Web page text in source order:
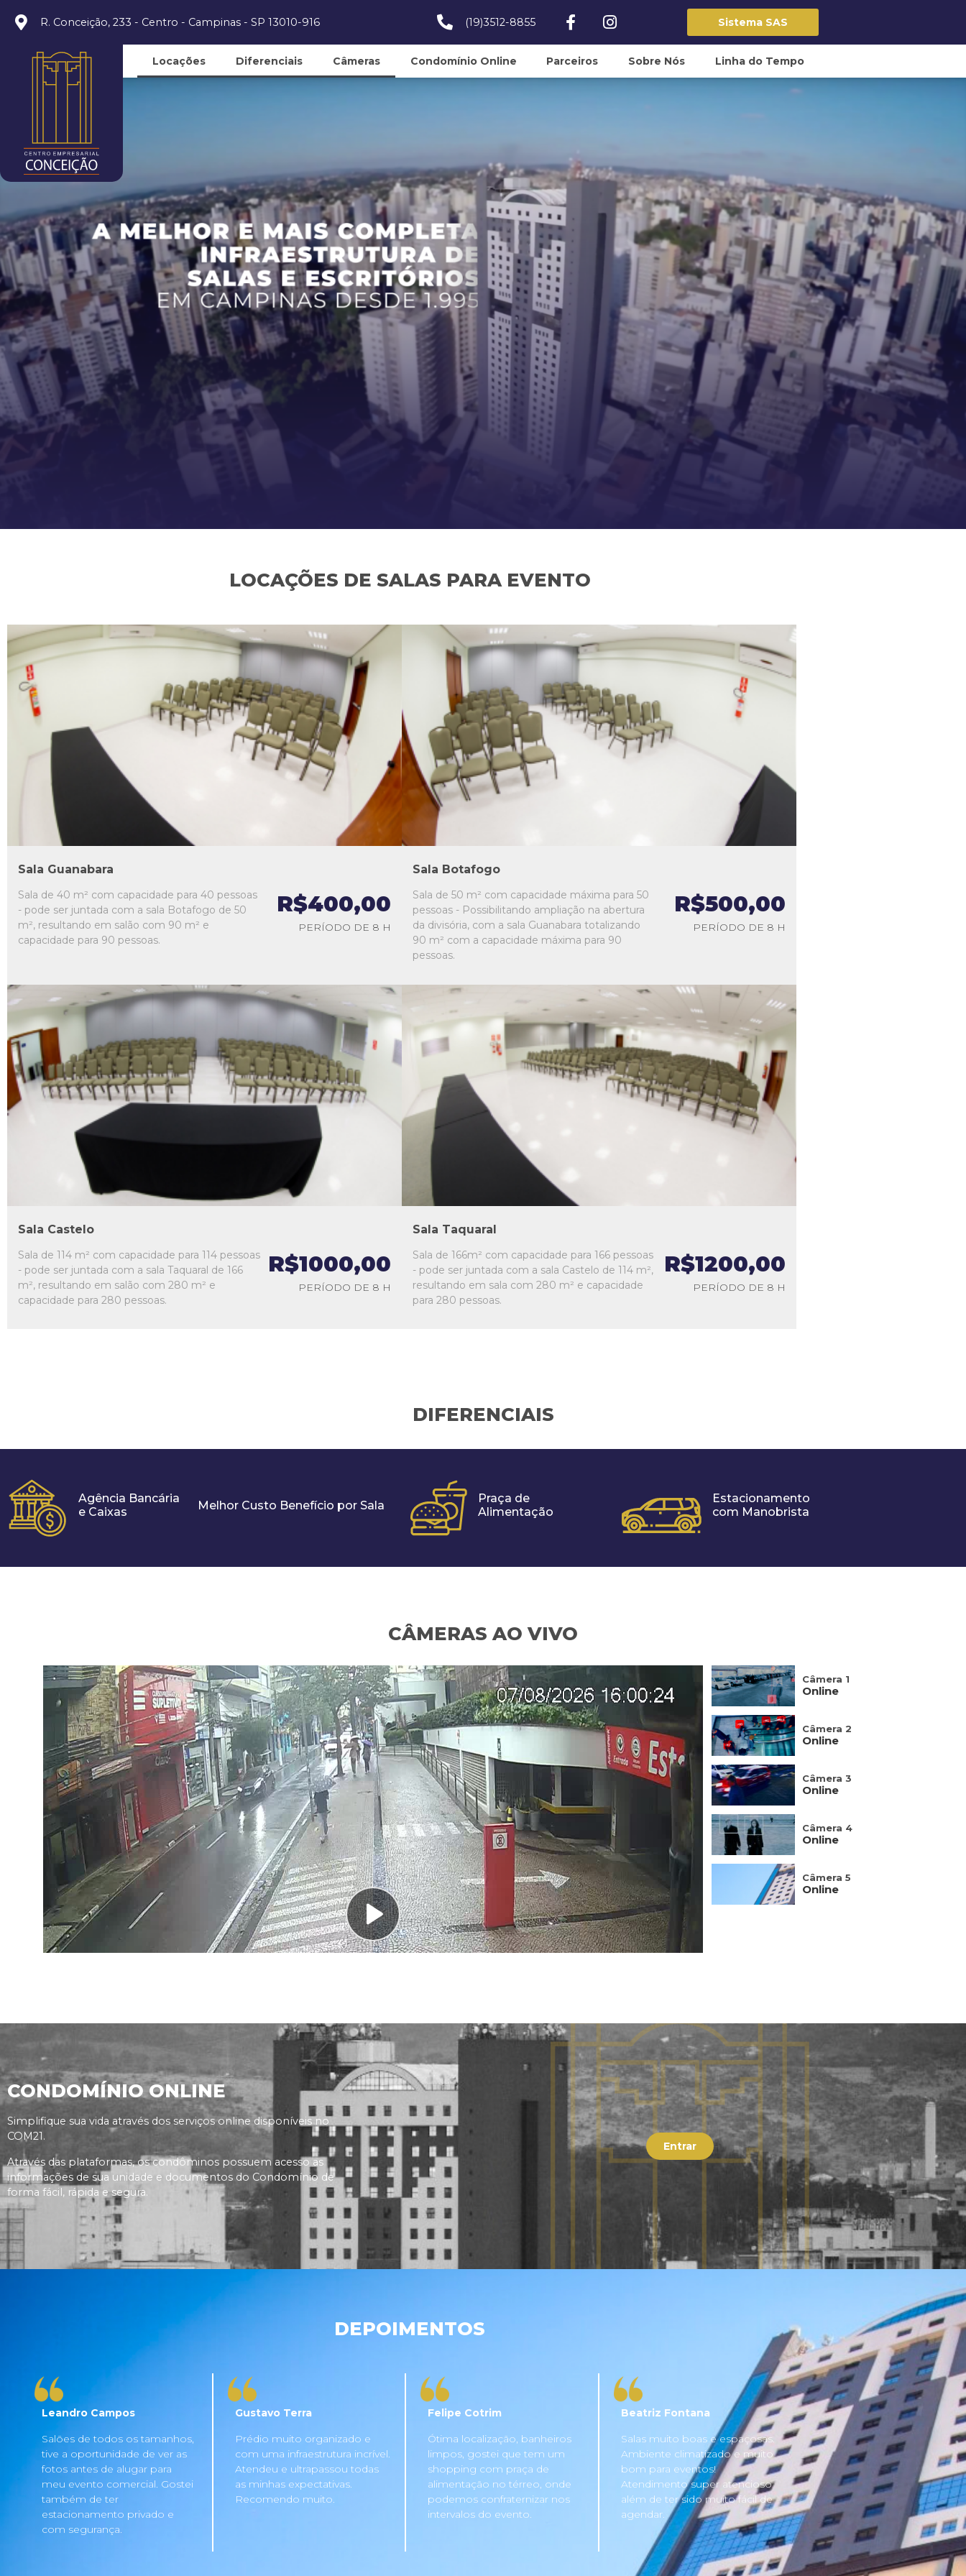
R. Conceição, 233 - Centro - Campinas - SP 13010-916 (19)3512-8855 Sistema SAS
Locações Diferenciais Câmeras Condomínio Online Parceiros Sobre Nós Linha do Tempo
LOCAÇÕES DE SALAS PARA EVENTO
L1
L2
L3
Sala Guanabara
Sala de 40 m² com capacidade para 40 pessoas
- pode ser juntada com a sala Botafogo de 50
m², resultando em salão com 90 m² e
capacidade para 90 pessoas.
R$400,00
PERÍODO DE 8 H
L3
L4
L5
Sala Botafogo
Sala de 50 m² com capacidade máxima para 50
pessoas - Possibilitando ampliação na abertura
da divisória, com a sala Guanabara totalizando
90 m² com a capacidade máxima para 90
pessoas.
R$500,00
PERÍODO DE 8 H
L1
L2
L3
L4
Sala Castelo
Sala de 114 m² com capacidade para 114 pessoas
- pode ser juntada com a sala Taquaral de 166
m², resultando em salão com 280 m² e
capacidade para 280 pessoas.
R$1000,00
PERÍODO DE 8 H
L1
L3
L4
L5
Sala Taquaral
Sala de 166m² com capacidade para 166 pessoas
- pode ser juntada com a sala Castelo de 114 m²,
resultando em sala com 280 m² e capacidade
para 280 pessoas.
R$1200,00
PERÍODO DE 8 H
DIFERENCIAIS
Agência Bancária
e Caixas
Melhor Custo Benefício por Sala
Praça de
Alimentação
Estacionamento
com Manobrista
CÂMERAS AO VIVO
Câmera 1
Online
Câmera 2
Online
Câmera 3
Online
Câmera 4
Online
Câmera 5
Online
CONDOMÍNIO ONLINE
Simplifique sua vida através dos serviços online disponíveis no
COM21.
Através das plataformas, os condôminos possuem acesso as
informações de sua unidade e documentos do Condomínio de
forma fácil, rápida e segura.
Entrar
DEPOIMENTOS
Salões de todos os tamanhos,
tive a oportunidade de ver as
fotos antes de alugar para
meu evento comercial. Gostei
também de ter
estacionamento privado e
com segurança.
Leandro Campos
Prédio muito organizado e
com uma infraestrutura incrível.
Atendeu e ultrapassou todas
as minhas expectativas.
Recomendo muito.
Gustavo Terra
Ótima localização, banheiros
limpos, gostei que tem um
shopping com praça de
alimentação no térreo, onde
podemos confraternizar nos
intervalos do evento.
Felipe Cotrim
Salas muito boas e espaçosas.
Ambiente climatizado e muito
bom para eventos!
Atendimento super atencioso
além de ter sido muito fácil de
agendar.
Beatriz Fontana